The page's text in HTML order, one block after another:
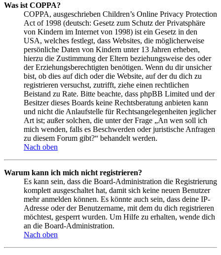
Was ist COPPA?
COPPA, ausgeschrieben Children’s Online Privacy Protection
Act of 1998 (deutsch: Gesetz zum Schutz der Privatsphäre
von Kindern im Internet von 1998) ist ein Gesetz in den
USA, welches festlegt, dass Websites, die möglicherweise
persönliche Daten von Kindern unter 13 Jahren erheben,
hierzu die Zustimmung der Eltern beziehungsweise des oder
der Erziehungsberechtigten benötigen. Wenn du dir unsicher
bist, ob dies auf dich oder die Website, auf der du dich zu
registrieren versuchst, zutrifft, ziehe einen rechtlichen
Beistand zu Rate. Bitte beachte, dass phpBB Limited und der
Besitzer dieses Boards keine Rechtsberatung anbieten kann
und nicht die Anlaufstelle für Rechtsangelegenheiten jeglicher
Art ist; außer solchen, die unter der Frage „An wen soll ich
mich wenden, falls es Beschwerden oder juristische Anfragen
zu diesem Forum gibt?“ behandelt werden.
Nach oben
Warum kann ich mich nicht registrieren?
Es kann sein, dass die Board-Administration die Registrierung
komplett ausgeschaltet hat, damit sich keine neuen Benutzer
mehr anmelden können. Es könnte auch sein, dass deine IP-
Adresse oder der Benutzername, mit dem du dich registrieren
möchtest, gesperrt wurden. Um Hilfe zu erhalten, wende dich
an die Board-Administration.
Nach oben